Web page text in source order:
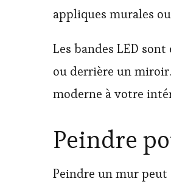
appliques murales
Les bandes LED
ou derrière un
moderne à votre
Peindre
Peindre un mur peut